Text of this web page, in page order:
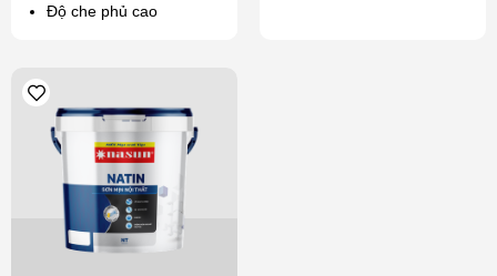
Độ che phủ cao